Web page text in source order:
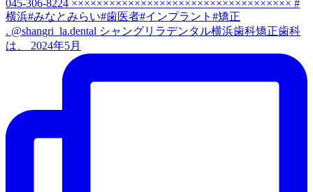
. @shangri_la.dental シャングリラデンタル横浜歯科矯正歯科
は、 2024年5月